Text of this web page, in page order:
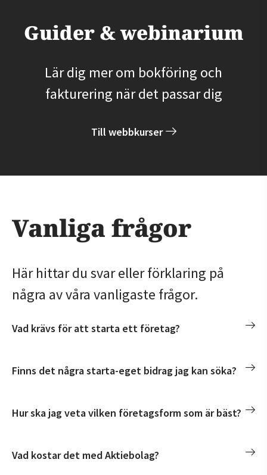
Guider & webinarium
Lär dig mer om bokföring och
fakturering när det passar dig
Till webbkurser
Vanliga frågor
Här hittar du svar eller förklaring på
några av våra vanligaste frågor.
Vad krävs för att starta ett företag?
Finns det några starta-eget bidrag jag kan söka?
Hur ska jag veta vilken företagsform som är bäst?
Vad kostar det med Aktiebolag?